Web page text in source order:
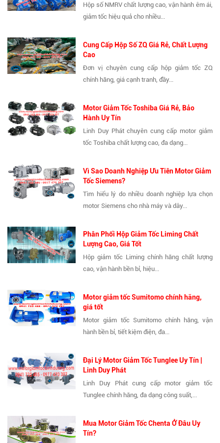
Hộp số NMRV chất lượng cao, vận hành êm ái,
giảm tốc hiệu quả cho nhiều...
Cung Cấp Hộp Số ZQ Giá Rẻ, Chất Lượng
Cao
Đơn vị chuyên cung cấp hộp giảm tốc ZQ
chính hãng, giá cạnh tranh, đầy...
Motor Giảm Tốc Toshiba Giá Rẻ, Bảo
Hành Uy Tín
Linh Duy Phát chuyên cung cấp motor giảm
tốc Toshiba chất lượng cao, đa dạng...
Vì Sao Doanh Nghiệp Ưu Tiên Motor Giảm
Tốc Siemens?
Tìm hiểu lý do nhiều doanh nghiệp lựa chọn
motor Siemens cho nhà máy và dây...
Phân Phối Hộp Giảm Tốc Liming Chất
Lượng Cao, Giá Tốt
Hộp giảm tốc Liming chính hãng chất lượng
cao, vận hành bền bỉ, hiệu...
Motor giảm tốc Sumitomo chính hãng,
giá tốt
Motor giảm tốc Sumitomo chính hãng, vận
hành bền bỉ, tiết kiệm điện, đa...
Đại Lý Motor Giảm Tốc Tunglee Uy Tín |
Linh Duy Phát
Linh Duy Phát cung cấp motor giảm tốc
Tunglee chính hãng, đa dạng công suất,...
Mua Motor Giảm Tốc Chenta Ở Đâu Uy
Tín?